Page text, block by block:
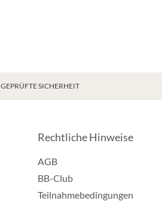
GEPRÜFTE SICHERHEIT
Rechtliche Hinweise
AGB
BB-Club
Teilnahmebedingungen